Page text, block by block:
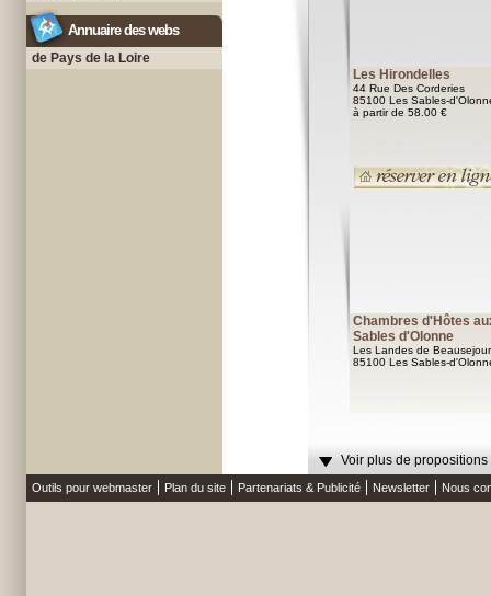
Annuaire des webs
de Pays de la Loire
Les Hirondelles
44 Rue Des Corderies
85100 Les Sables-
à partir de 58.00 €
Chambres d'Hôtes
Sables d'Olonne
Les Landes de Beausejour
85100 Les Sables-
Voir plus de
Outils pour webmaster Plan du site Partenariats & Publicité Newsletter Nous